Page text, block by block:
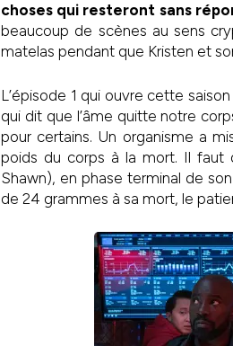
choses qui resteront sans
beaucoup de scènes au sens
matelas pendant que Kristen et
L’épisode 1 qui ouvre cette saison
qui dit que l’âme quitte notre
pour certains. Un organisme a
poids du corps à la mort. Il faut
Shawn), en phase terminal de
de 24 grammes à sa mort, le